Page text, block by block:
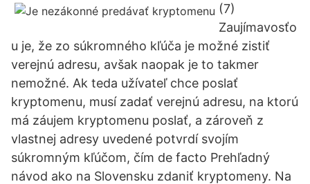
(7)
Zaujímavosťo
u je, že zo súkromného kľúča je možné zistiť
verejnú adresu, avšak naopak je to takmer
nemožné. Ak teda užívateľ chce poslať
kryptomenu, musí zadať verejnú adresu, na ktorú
má záujem kryptomenu poslať, a zároveň z
vlastnej adresy uvedené potvrdí svojím
súkromným kľúčom, čím de facto Prehľadný
návod ako na Slovensku zdaniť kryptomeny. Na